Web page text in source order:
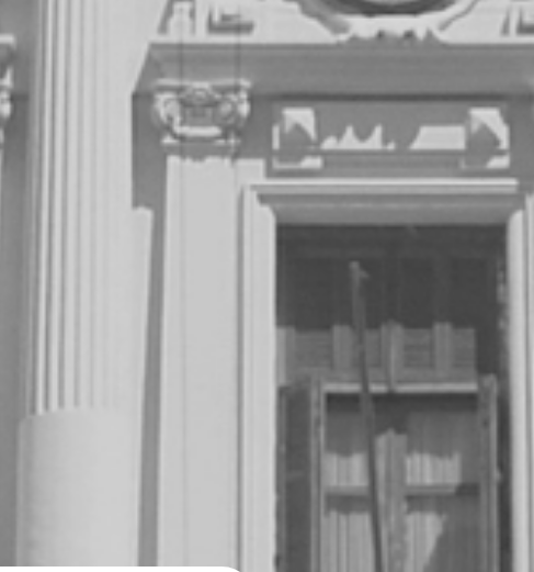
Informática
Matemática